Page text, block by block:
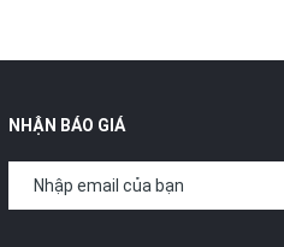
NHẬN BÁO GIÁ